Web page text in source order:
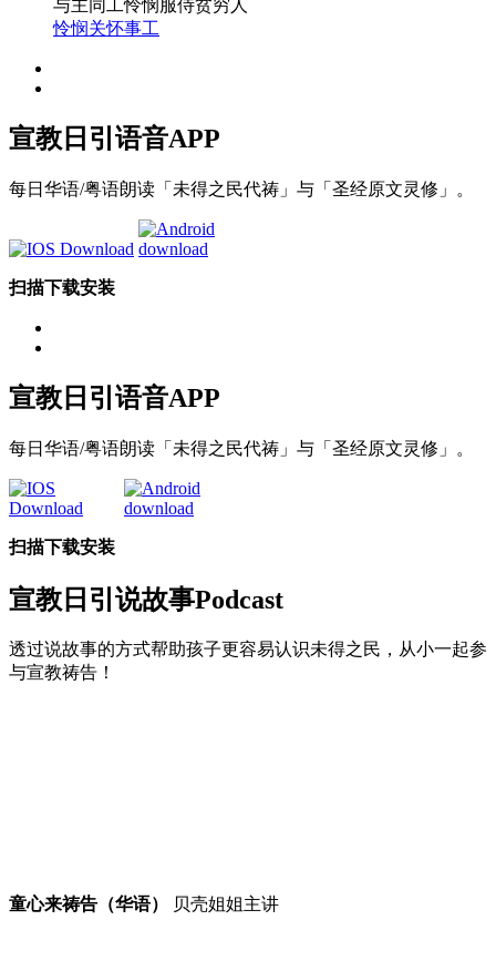
与主同工怜悯服侍贫穷人
怜悯关怀事工
宣教日引 语音APP
每日华语/粤语朗读「未得之民代祷」与「圣经原文灵修」。
扫描下载安装
宣教日引 语音APP
每日华语/粤语朗读「未得之民代祷」与「圣经原文灵修」。
扫描下载安装
宣教日引 说故事Podcast
透过说故事的方式帮助孩子更容易认识未得之民，从小一起参
与宣教祷告！
童心来祷告（华语） 贝壳姐姐主讲